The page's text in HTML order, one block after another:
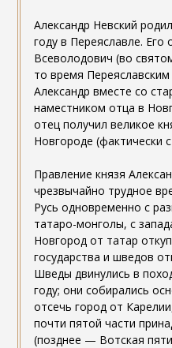
Александр Невский
году в Переяславле. Его
Всеволодович (во
то время
Александр вместе со
наместником отца в
отец получил великое
Новгороде (фактически
Правление князя
чрезвычайно трудное
Русь одновременно с
татаро-монголы, с
Новгород от татар
государства и шведов
Шведы двинулись в
году; они собирались
отсечь город от
почти пятой части
(позднее — Вотская